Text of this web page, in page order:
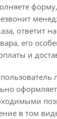
ответит
его
и
оформляет
в том